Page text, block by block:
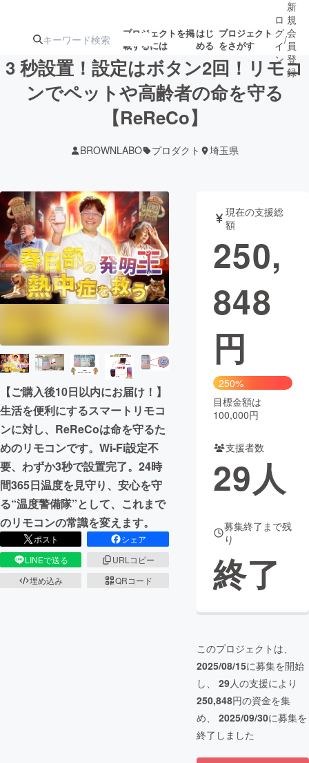
プロジェクトを掲
載するには
はじ
める
プロジェクト
をさがす
注目の新着プロ募集終了が近いプ
テクノロジー・ガジェット
映像・映画 書籍・雑誌
ビジネス・起業 チャレンジ
まちづくり・地域活性化
CAMPFIRE for Social Good
CAMPFIRE Creation
CAMPFIREふるさと納税machi-ya コミュニティ
ロ
グ
イ
ン
/
新
規
会
員
登
録
3 秒設置！設定はボタン2回！リモコ
ンでペットや高齢者の命を守る
【ReReCo】
BROWNLABO プロダクト 埼玉県
【ご購入後10日以内にお届け！】
生活を便利にするスマートリモコ
ンに対し、ReReCoは命を守るた
めのリモコンです。Wi-Fi設定不
要、わずか3秒で設置完了。24時
間365日温度を見守り、安心を守
る“温度警備隊”として、これまで
のリモコンの常識を変えます。
ポスト
シェア
LINEで送る
URLコピー
埋め込み
QRコード
現在の支援総
額
250,
848
円
250%
目標金額は
100,000円
支援者数
29人
募集終了まで残
り
終了
このプロジェクトは、
2025/08/15に募集を開始
し、 29人の支援により
250,848円の資金を集
め、 2025/09/30に募集を
終了しました